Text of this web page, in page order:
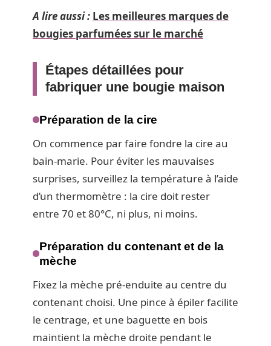
A lire aussi : Les meilleures marques de
bougies parfumées sur le marché
Étapes détaillées pour
fabriquer une bougie maison
Préparation de la cire
On commence par faire fondre la cire au
bain-marie. Pour éviter les mauvaises
surprises, surveillez la température à l’aide
d’un thermomètre : la cire doit rester
entre 70 et 80°C, ni plus, ni moins.
Préparation du contenant et de la
mèche
Fixez la mèche pré-enduite au centre du
contenant choisi. Une pince à épiler facilite
le centrage, et une baguette en bois
maintient la mèche droite pendant le